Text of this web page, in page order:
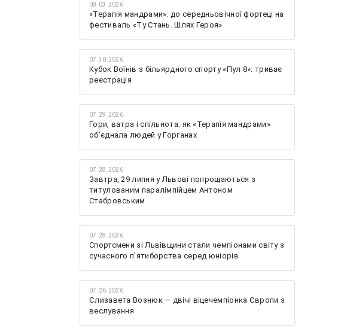
08.03.2026
«Терапія мандрами»: до середньовічної фортеці на
фестиваль «Ту Стань. Шлях Героя»
07.30.2026
Кубок Воїнів з більярдного спорту «Пул 8»: триває
реєстрація
07.29.2026
Гори, ватра і спільнота: як «Терапія мандрами»
об’єднала людей у Горганах
07.28.2026
Завтра, 29 липня у Львові попрощаються з
титулованим паралімпійцем Антоном
Стабровським
07.28.2026
Спортсмени зі Львівщини стали чемпіонами світу з
сучасного п'ятиборства серед юніорів
07.26.2026
Єлизавета Вознюк — двічі віцечемпіонка Європи з
веслування